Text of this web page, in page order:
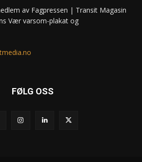
av Fagpressen | Transit Magasin
Vær varsom-plakat og
FØLG OSS